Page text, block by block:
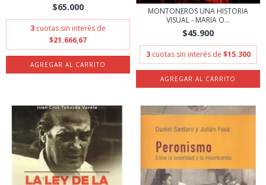
$65.000
3 cuotas sin interés de
$21.666,67
MONTONEROS UNA HISTORIA
VISUAL - MARIA O...
$45.900
3 cuotas sin interés de $15.300